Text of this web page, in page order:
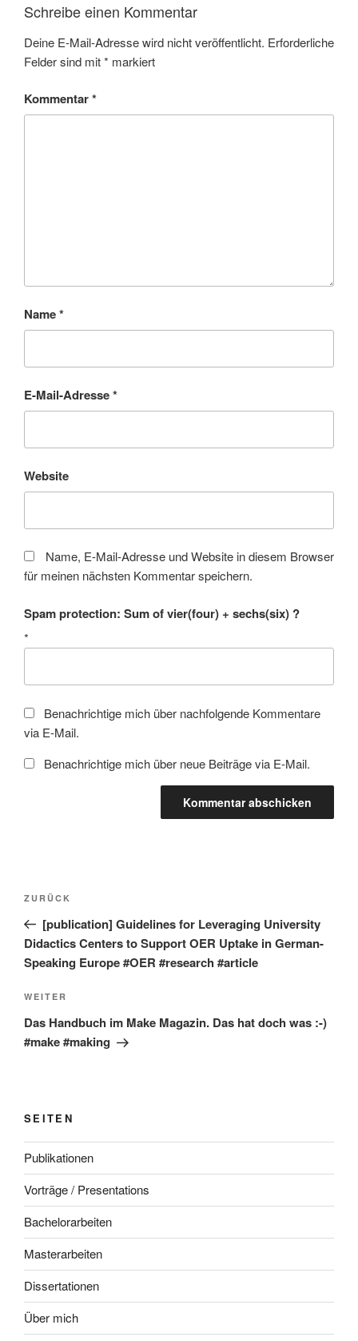
Schreibe einen Kommentar
Deine E-Mail-Adresse wird nicht veröffentlicht. Erforderliche
Felder sind mit* markiert
Kommentar*
Name*
E-Mail-Adresse*
Website
Name, E-Mail-Adresse und Website in diesem Browser
für meinen nächsten Kommentar speichern.
Spam protection: Sum of vier(four) + sechs(six) ?
*
Benachrichtige mich über nachfolgende Kommentare
via E-Mail.
Benachrichtige mich über neue Beiträge via E-Mail.
Beitragsnavigation
Vorheriger
Beitrag
ZURÜCK
[publication] Guidelines for Leveraging University
Didactics Centers to Support OER Uptake in German-
Speaking Europe #OER #research #article
Nächster
Beitrag
WEITER
Das Handbuch im Make Magazin. Das hat doch was :-)
#make #making
SEITEN
Publikationen
Vorträge / Presentations
Bachelorarbeiten
Masterarbeiten
Dissertationen
Über mich